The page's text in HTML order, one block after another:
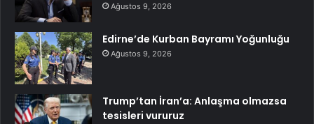
Ağustos 9, 2026
Edirne’de Kurban Bayramı Yoğunluğu
Ağustos 9, 2026
Trump’tan İran’a: Anlaşma olmazsa
tesisleri vururuz